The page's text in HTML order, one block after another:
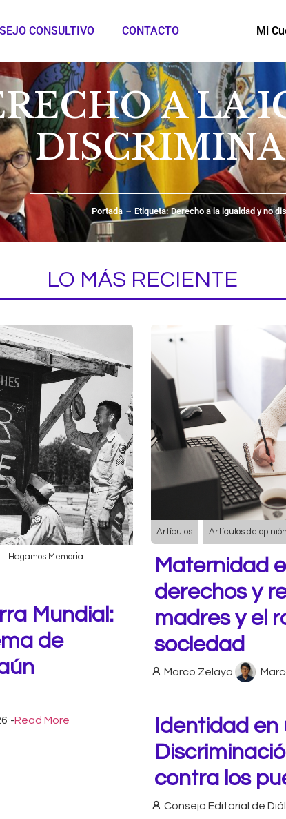
CONSULTIVO CONTACTO Mi
A LA
Portada Etiqueta: Derecho a la igualdad y no
LO MÁS RECIENTE
Hagamos Memoria
Mundial:
de
-Read More
Artículos Artículos de opinión
Maternidad
derechos y
madres y el
sociedad
Marco Zelaya
Identidad en
contra los
Consejo Editorial de